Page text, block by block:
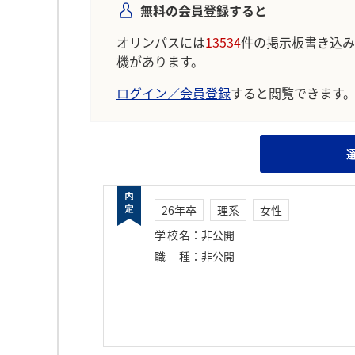
無料の会員登録すると
オリンパスには13534件の掲示板書き込
機があります。
ログイン／会員登録すると閲覧できます。
26年卒 理系
女性
学校名 ： 非公開
職種 ： 非公開